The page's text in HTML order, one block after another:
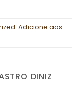
. Adicione aos
DINIZ